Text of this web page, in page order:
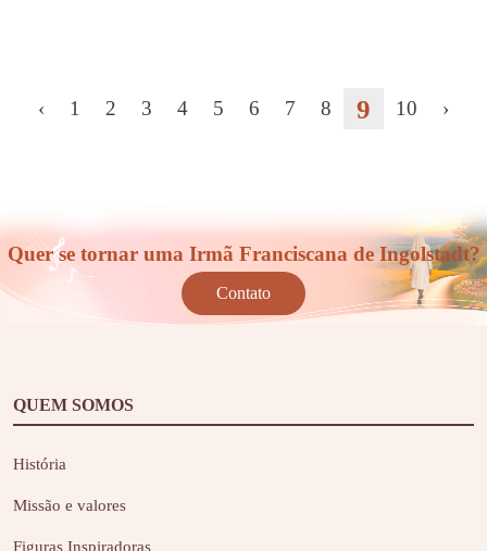
‹ 1 2 3 4 5 6 7 8 9 10 ›
Quer se tornar uma Irmã Franciscana de Ingolstadt?
Contato
QUEM SOMOS
História
Missão e valores
Figuras Inspiradoras